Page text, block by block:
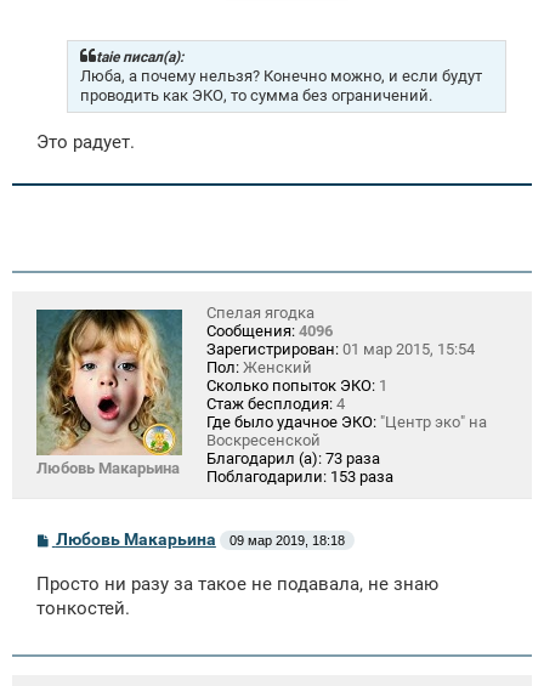
taie писал(а):
Люба, а почему нельзя? Конечно можно, и если будут
проводить как ЭКО, то сумма без ограничений.
Это радует.
Любовь Макарьина
Спелая ягодка
Сообщения: 4096
Зарегистрирован: 01 мар 2015, 15:54
Пол: Женский
Сколько попыток ЭКО: 1
Стаж бесплодия: 4
Где было удачное ЭКО: "Центр эко" на
Воскресенской
Благодарил (а): 73 раза
Поблагодарили: 153 раза
С
б
щ
и
Любовь Макарьина 09 мар 2019, 18:18
Просто ни разу за такое не подавала, не знаю
тонкостей.